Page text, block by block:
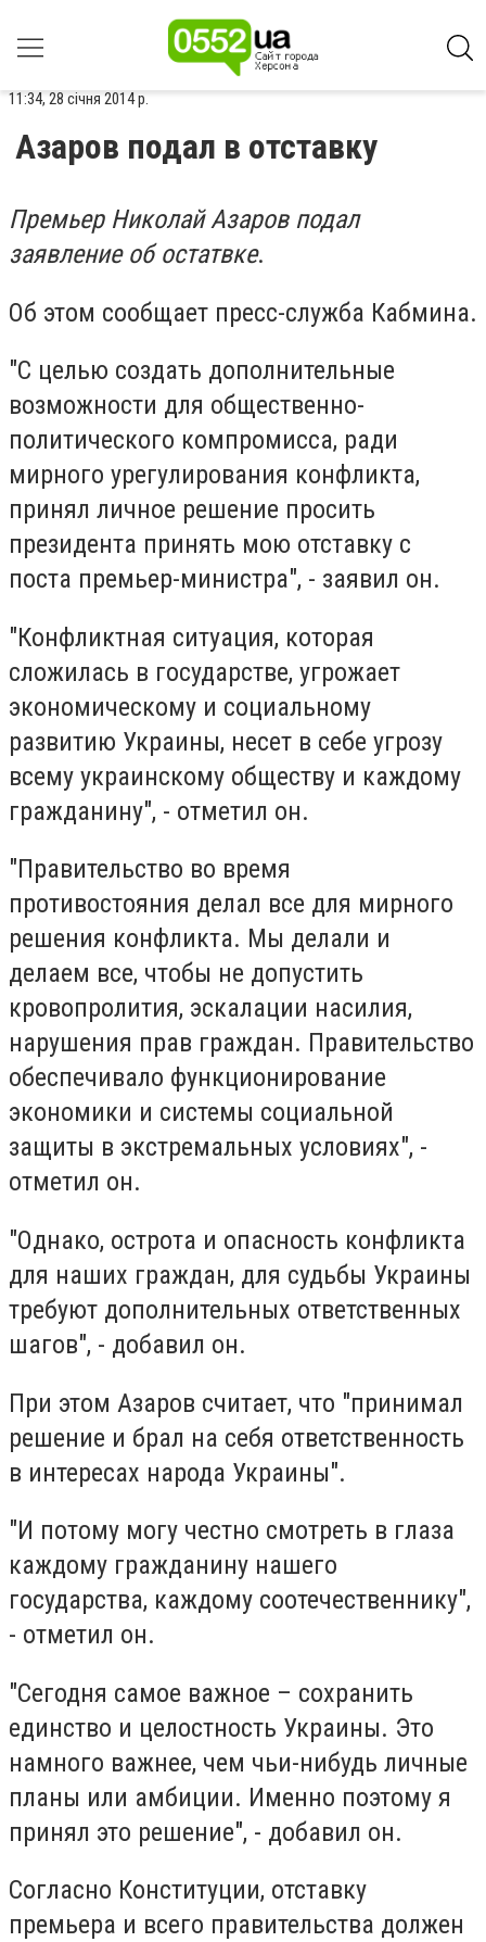
11:34, 28 січня 2014 р.
Азаров подал в отставку
Премьер Николай Азаров подал
заявление об остатвке.
Об этом сообщает пресс-служба Кабмина.
"С целью создать дополнительные
возможности для общественно-
политического компромисса, ради
мирного урегулирования конфликта,
принял личное решение просить
президента принять мою отставку с
поста премьер-министра", - заявил он.
"Конфликтная ситуация, которая
сложилась в государстве, угрожает
экономическому и социальному
развитию Украины, несет в себе угрозу
всему украинскому обществу и каждому
гражданину", - отметил он.
"Правительство во время
противостояния делал все для мирного
решения конфликта. Мы делали и
делаем все, чтобы не допустить
кровопролития, эскалации насилия,
нарушения прав граждан. Правительство
обеспечивало функционирование
экономики и системы социальной
защиты в экстремальных условиях", -
отметил он.
"Однако, острота и опасность конфликта
для наших граждан, для судьбы Украины
требуют дополнительных ответственных
шагов", - добавил он.
При этом Азаров считает, что "принимал
решение и брал на себя ответственность
в интересах народа Украины".
"И потому могу честно смотреть в глаза
каждому гражданину нашего
государства, каждому соотечественнику",
- отметил он.
"Сегодня самое важное – сохранить
единство и целостность Украины. Это
намного важнее, чем чьи-нибудь личные
планы или амбиции. Именно поэтому я
принял это решение", - добавил он.
Согласно Конституции, отставку
премьера и всего правительства должен